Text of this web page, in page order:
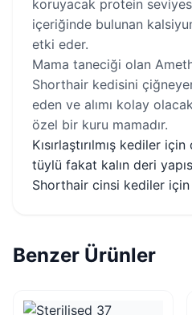
koruyacak protein
içeriğinde bulunan
etki eder.
Mama taneciği olan
Shorthair kedisini
eden ve alımı kolay
özel bir kuru mamadır.
Kısırlaştırılmış kediler
tüylü fakat kalın deri
Shorthair cinsi kediler
Benzer Ürünler